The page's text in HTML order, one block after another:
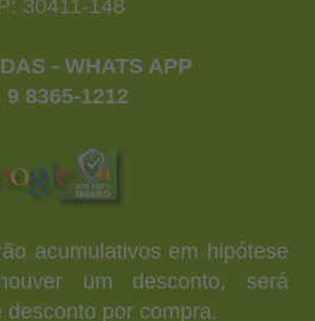
30411-148
- WHATS APP
9 8365-1212
acumulativos em hipótese
um desconto, será
por compra.